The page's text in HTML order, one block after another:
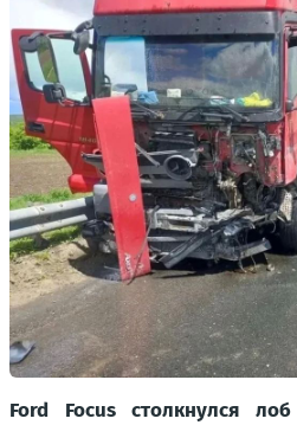
Ford Focus столкнулся